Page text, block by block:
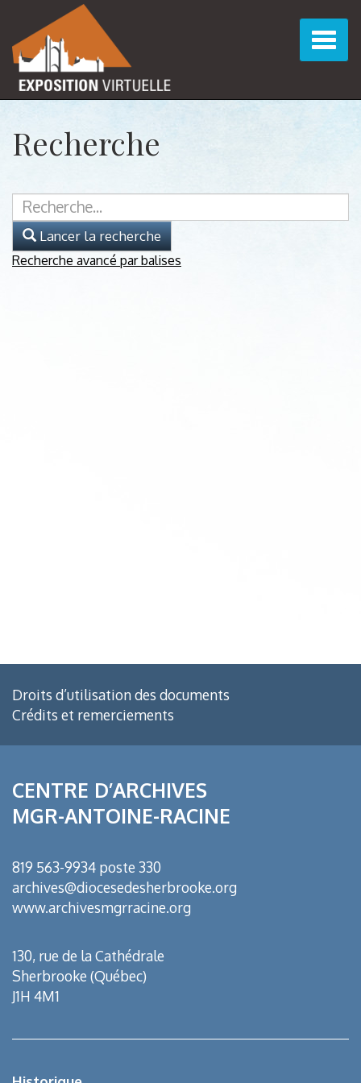
Recherche
Lancer la recherche
Recherche avancé par balises
Droits d’utilisation des documents
Crédits et remerciements
CENTRE D’ARCHIVES
MGR-ANTOINE-RACINE
819 563-9934 poste 330
archives@diocesedesherbrooke.org
www.archivesmgrracine.org
130, rue de la Cathédrale
Sherbrooke (Québec)
J1H 4M1